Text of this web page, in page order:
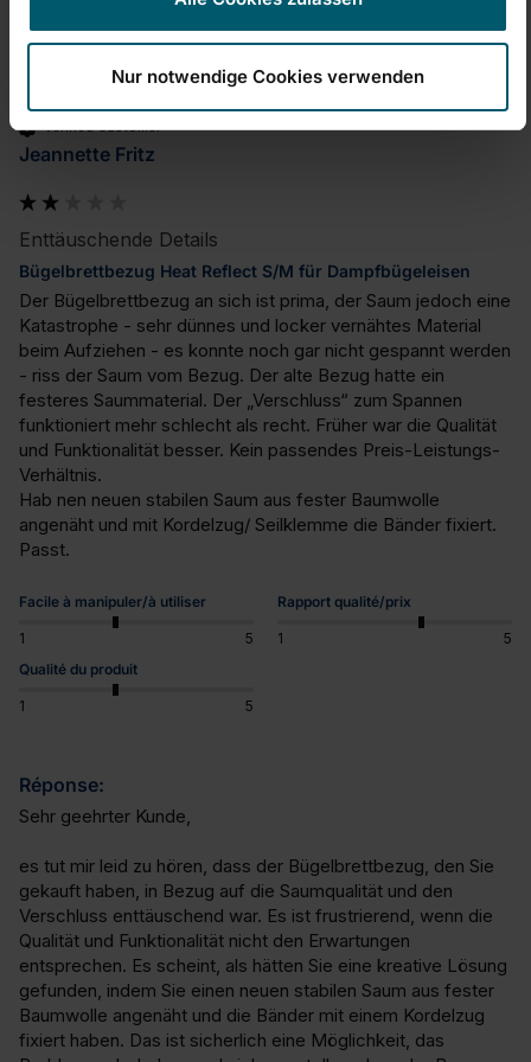
Nur notwendige Cookies verwenden
Verified Customer
Jeannette Fritz
Enttäuschende Details
Bügelbrettbezug Heat Reflect S/M für Dampfbügeleisen
Der Bügelbrettbezug an sich ist prima, der Saum jedoch eine
Katastrophe - sehr dünnes und locker vernähtes Material
beim Aufziehen - es konnte noch gar nicht gespannt werden
- riss der Saum vom Bezug. Der alte Bezug hatte ein
festeres Saummaterial. Der „Verschluss“ zum Spannen
funktioniert mehr schlecht als recht. Früher war die Qualität
und Funktionalität besser. Kein passendes Preis-Leistungs-
Verhältnis.
Hab nen neuen stabilen Saum aus fester Baumwolle
angenäht und mit Kordelzug/ Seilklemme die Bänder fixiert.
Passt.
Facile à manipuler/à utiliser
1 5
Rapport qualité/prix
1
5
Qualité du produit
1 5
Réponse:
Sehr geehrter Kunde,
es tut mir leid zu hören, dass der Bügelbrettbezug, den Sie
gekauft haben, in Bezug auf die Saumqualität und den
Verschluss enttäuschend war. Es ist frustrierend, wenn die
Qualität und Funktionalität nicht den Erwartungen
entsprechen. Es scheint, als hätten Sie eine kreative Lösung
gefunden, indem Sie einen neuen stabilen Saum aus fester
Baumwolle angenäht und die Bänder mit einem Kordelzug
fixiert haben. Das ist sicherlich eine Möglichkeit, das